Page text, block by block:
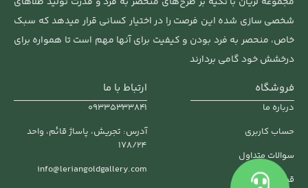
شخصی سازی شده این فرصت را در اختیار کسانی قرار میدهد که سبک
خاص، منحصر به فرد بودن و کیفیت برای آنها مهم‌ است تا همواره برای
درخشش خود گامی بردارند
فروشگاه
درباره ما
حساب کاربری
سوالات متداول
قوانین و مقررات
ارتباط با ما
۰۹۳۳۵۳۳۳۸۴۱
آدرس: تجریش، پاساژ قائم، واحد
178/24
info@leriangoldgallery.com